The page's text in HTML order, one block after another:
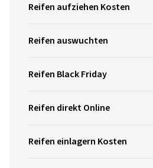
Reifen aufziehen Kosten
Reifen auswuchten
Reifen Black Friday
Reifen direkt Online
Reifen einlagern Kosten